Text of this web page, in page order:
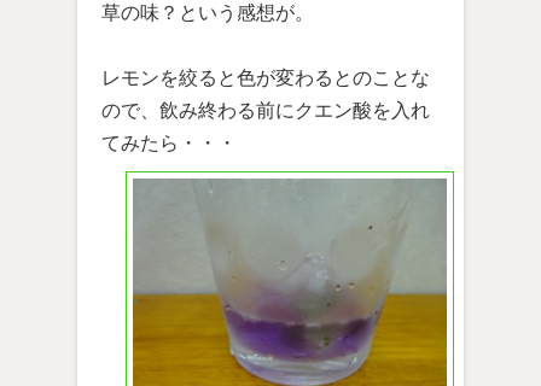
草の味？という感想が。
レモンを絞ると色が変わるとのことな
ので、飲み終わる前にクエン酸を入れ
てみたら・・・